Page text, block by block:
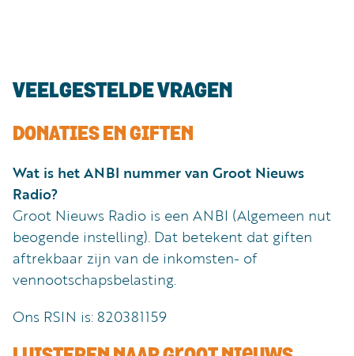
VEELGESTELDE VRAGEN
DONATIES EN GIFTEN
Wat is het ANBI nummer van Groot Nieuws
Radio?
Groot Nieuws Radio is een ANBI (Algemeen nut
beogende instelling). Dat betekent dat giften
aftrekbaar zijn van de inkomsten- of
vennootschapsbelasting.
Ons RSIN is: 820381159
Podcasts
Muziek
Artikelen
Kanalen
Steun
onze